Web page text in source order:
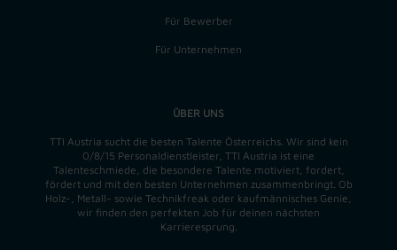
Für Bewerber
Für Unternehmen
ÜBER UNS
TTI Austria sucht die besten Talente Österreichs. Wir sind kein
0/8/15 Personaldienstleister, TTI Austria ist eine
Talenteschmiede, die besondere Talente motiviert, fordert,
fördert und mit den besten Unternehmen zusammenbringt. Ob
Holz-, Metall- sowie Technikfreak oder kaufmännisches Genie,
wir finden den perfekten Job für deinen nächsten
Karrieresprung.